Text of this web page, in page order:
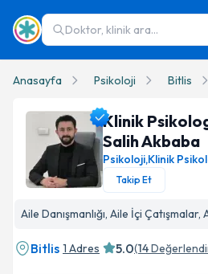
Doktor, klinik ara...
Anasayfa Psikoloji Bitlis
Klinik Psikolog Muhammed Salih
Klinik
Salih Akbaba
Psikoloji,Klinik
Takip Et
Aile Danışmanlığı, Aile İçi Çatışmalar,
Bitlis 1 Adres 5.0(14